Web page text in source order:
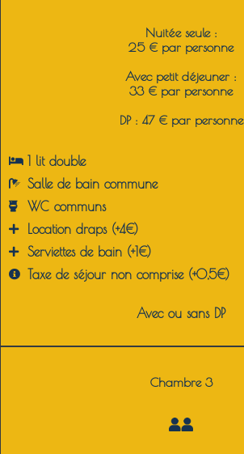
Nuitée seule :
25 € par personne
Avec petit déjeuner :
33 € par personne
DP : 47 € par personne
1 lit double
Salle de bain commune
WC communs
Location draps (+4€)
Serviettes de bain (+1€)
Taxe de séjour non comprise (+0,5€)
Avec ou sans DP
Chambre 3